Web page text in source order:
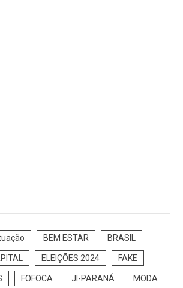
BEM ESTAR BRASIL
ELEIÇÕES 2024 FAKE
FOFOCA JI-PARANÁ MODA